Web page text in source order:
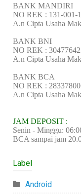
BANK MANDIRI
NO REK : 131-001-
A.n Cipta Usaha
BANK BNI
NO REK :
A.n Cipta Usaha
BANK BCA
NO REK :
A.n Cipta Usaha
JAM DEPOSIT :
Senin - Minggu:
BCA sampai jam
Label
Android